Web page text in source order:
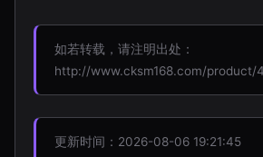
如若转载，请注明出处：
http://www.cksm168.com/product/
更新时间：2026-08-06 19:21:45